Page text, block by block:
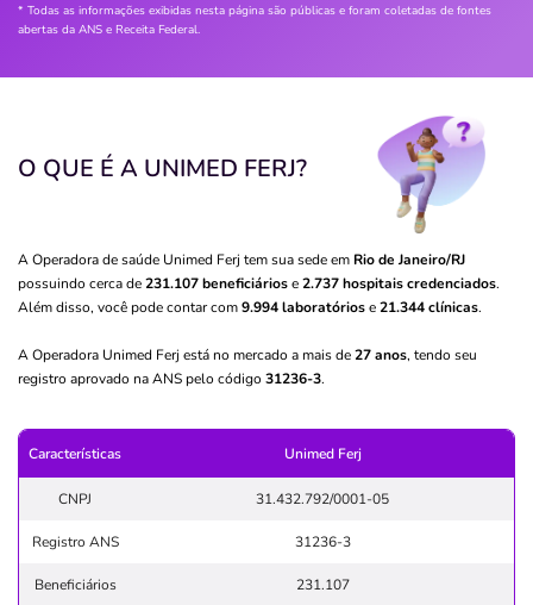
* Todas as informações exibidas nesta página são públicas e foram coletadas de fontes
abertas da ANS e Receita Federal.
O QUE É A UNIMED FERJ?
A Operadora de saúde Unimed Ferj tem sua sede em Rio de Janeiro/RJ
possuindo cerca de231.107 beneficiáriose2.737 hospitais credenciados.
Além disso, você pode contar com9.994 laboratóriose21.344 clínicas.
A Operadora Unimed Ferj está no mercado a mais de27 anos, tendo seu
registro aprovado na ANS pelo código 31236-3.
Características Unimed Ferj
CNPJ 31.432.792/0001-05
Registro ANS 31236-3
Beneficiários 231.107